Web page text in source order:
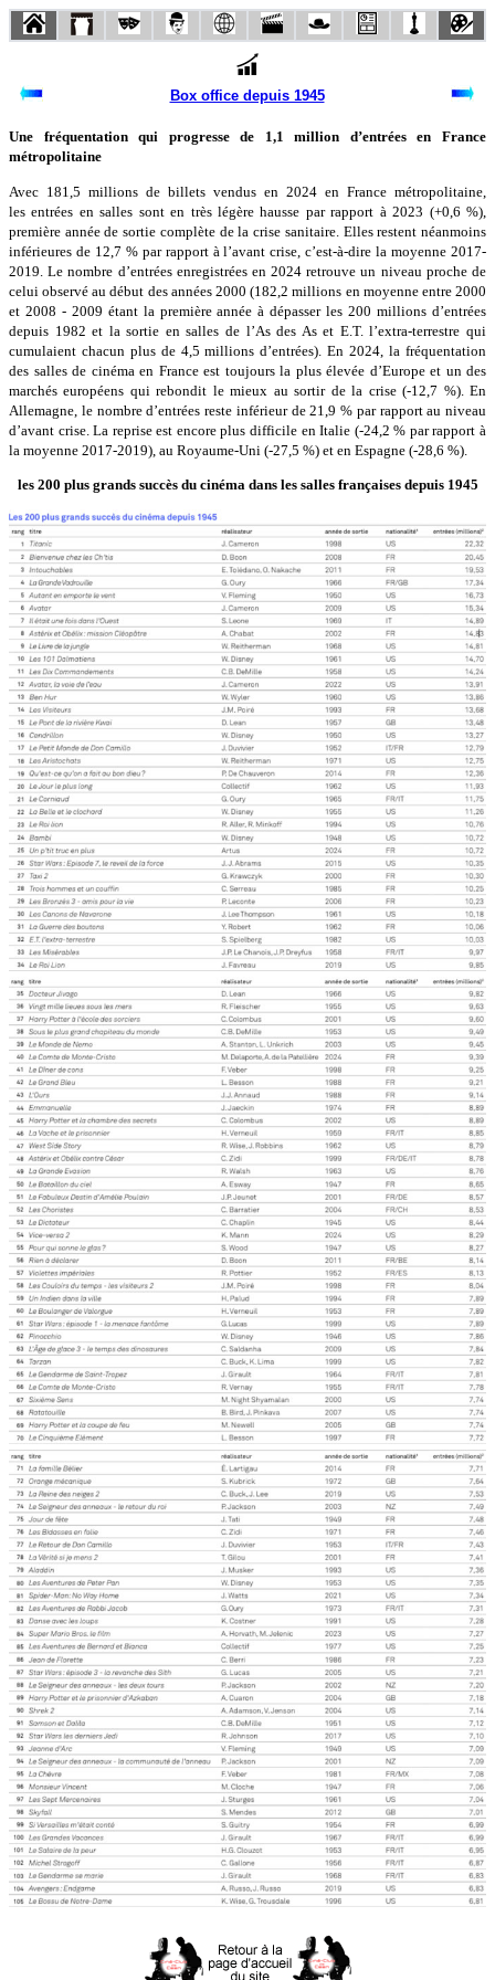
Box office depuis 1945
Une fréquentation qui progresse de 1,1 million d’entrées en France
métropolitaine
Avec 181,5 millions de billets vendus en 2024 en France métropolitaine,
les entrées en salles sont en très légère hausse par rapport à 2023 (+0,6 %),
première année de sortie complète de la crise sanitaire. Elles restent néanmoins
inférieures de 12,7 % par rapport à l’avant crise, c’est-à-dire la moyenne 2017-
2019. Le nombre d’entrées enregistrées en 2024 retrouve un niveau proche de
celui observé au début des années 2000 (182,2 millions en moyenne entre 2000
et 2008 - 2009 étant la première année à dépasser les 200 millions d’entrées
depuis 1982 et la sortie en salles de l’As des As et E.T. l’extra-terrestre qui
cumulaient chacun plus de 4,5 millions d’entrées). En 2024, la fréquentation
des salles de cinéma en France est toujours la plus élevée d’Europe et un des
marchés européens qui rebondit le mieux au sortir de la crise (-12,7 %). En
Allemagne, le nombre d’entrées reste inférieur de 21,9 % par rapport au niveau
d’avant crise. La reprise est encore plus difficile en Italie (-24,2 % par rapport à
la moyenne 2017-2019), au Royaume-Uni (-27,5 %) et en Espagne (-28,6 %).
les 200 plus grands succès du cinéma dans les salles françaises depuis 1945